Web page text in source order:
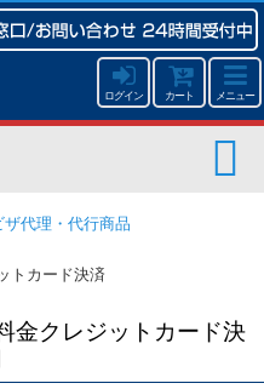
ログイン カート メニュー
ザ代理・代行商品
トカード決済
金クレジットカード決